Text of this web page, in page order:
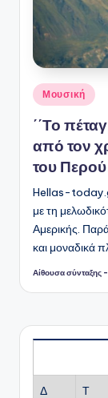
Αναρτήθηκε
σε
Μουσική
΄΄Το
από τον
του
Hellas-
με τη
Αμερικής.
και μοναδικά
Συγγραφέας:
Αίθουσα
Δ Τ